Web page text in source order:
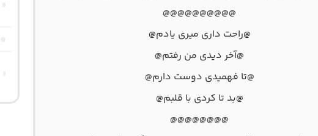
@@@@@@@@@@
@راحت داری میری یادم@
@آخر دیدی من رفتم@
@تا فهمیدی دوست دارم@
@بد تا کردی با قلبم@
@@@@@@@@